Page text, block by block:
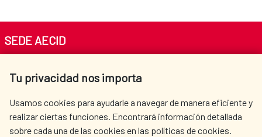
Tu privacidad nos importa
Usamos cookies para ayudarle a navegar de manera eficiente y
realizar ciertas funciones. Encontrará información detallada
sobre cada una de las cookies en las políticas de cookies.
SEDE AECID
Tel. +34 900 20 30 54​​​​​​​
AECID
WHERE DO WE COOPERATE?